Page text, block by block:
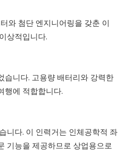
와 첨단 엔지니어링을 갖춘 이
상적입니다.
습니다. 고용량 배터리와 강력한
행에 적합합니다.
니다. 이 인력거는 인체공학적 좌
기능을 제공하므로 상업용으로